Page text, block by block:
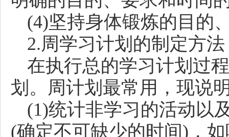
(4)坚持身体锻炼的目的
2.周学习计划的制定方法
在执行总的学习计划过
划。周计划最常用，现说
(1)统计非学习的活动以
(确定不可缺少的时间)，